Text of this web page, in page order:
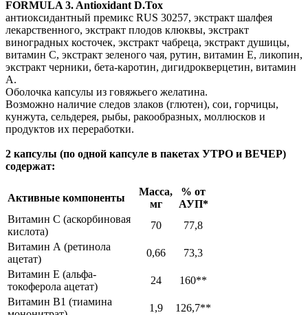
FORMULA 3. Antioxidant D.Tox
антиоксидантный премикс RUS 30257, экстракт шалфея
лекарственного, экстракт плодов клюквы, экстракт
виноградных косточек, экстракт чабреца, экстракт душицы,
витамин С, экстракт зеленого чая, рутин, витамин Е, ликопин,
экстракт черники, бета-каротин, дигидрокверцетин, витамин
А.
Оболочка капсулы из говяжьего желатина.
Возможно наличие следов злаков (глютен), сои, горчицы,
кунжута, сельдерея, рыбы, ракообразных, моллюсков и
продуктов их переработки.
2 капсулы (по одной капсуле в пакетах УТРО и ВЕЧЕР)
содержат:
Активные компоненты
Масса,
мг
% от
АУП*
Витамин С (аскорбиновая
кислота)
70
77,8
Витамин А (ретинола
ацетат)
0,66
73,3
Витамин Е (альфа-
токоферола ацетат)
24
160**
Витамин В1 (тиамина
1,9 126,7**